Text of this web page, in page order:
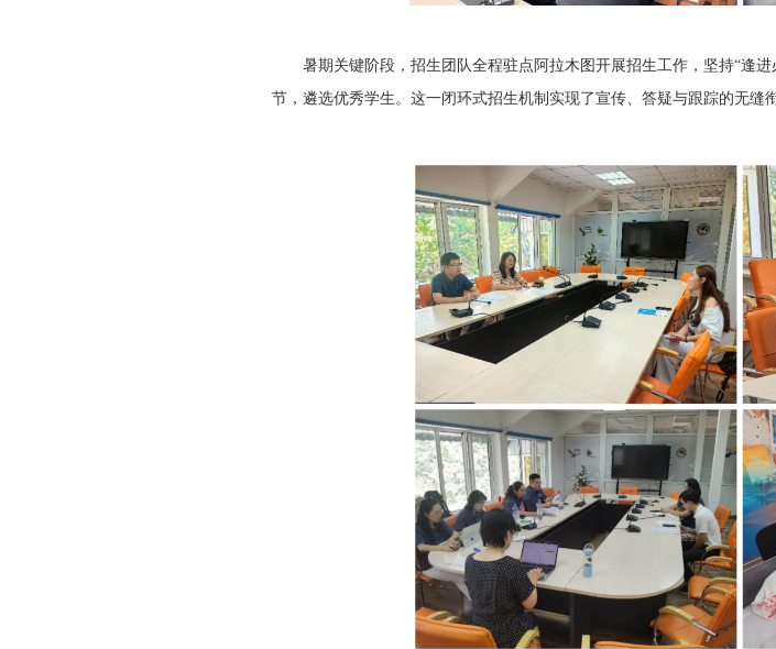
暑期关键阶段，招生团队全程驻点阿拉木图开展招生工作，坚持“逢
节，遴选优秀学生。这一闭环式招生机制实现了宣传、答疑与跟踪的无缝